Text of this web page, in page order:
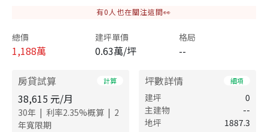
有0 人也在關注這間👀
總價
1,188萬
建坪單價
0.63萬/坪
格局
--
房貸試算 計算
38,615 元/月
30年 | 利率2.35%概算 | 2
年寬限期
坪數詳情 細項
建坪
0
主建物
--
地坪
1887.3